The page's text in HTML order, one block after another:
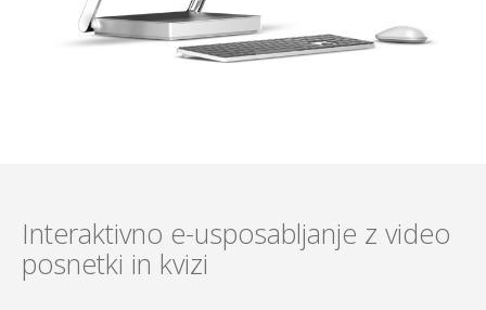
Interaktivno e-usposabljanje z video
posnetki in kvizi